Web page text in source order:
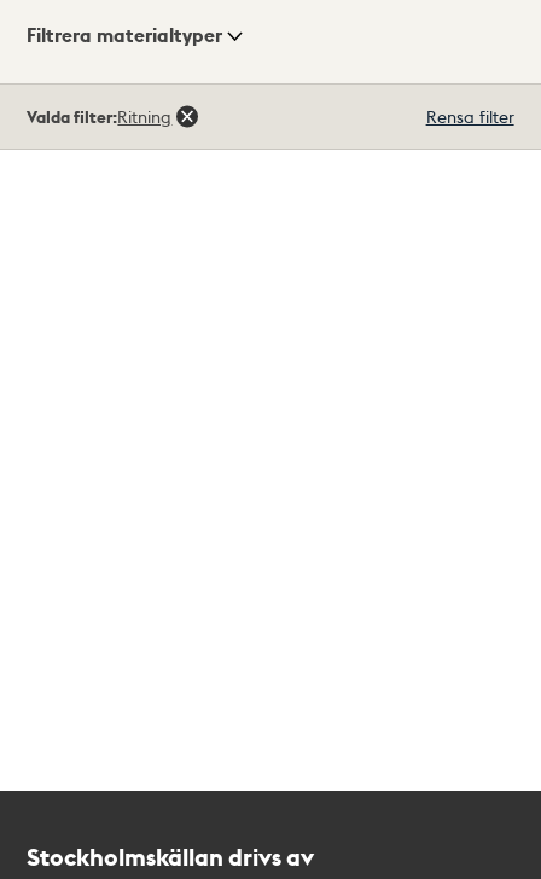
Visningsläge
Filtrera materialtyper
träffar
Valda filter:Ritning Rensa filter
Stockholmskällan drivs av